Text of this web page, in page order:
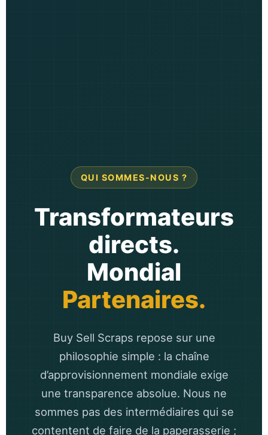
QUI SOMMES-NOUS ?
Transformateurs
directs.
Mondial
Partenaires.
Buy Sell Scraps repose sur une
philosophie simple : la chaîne
d’approvisionnement mondiale exige
une transparence absolue. Nous ne
sommes pas des intermédiaires qui se
contentent de faire de la paperasserie ;